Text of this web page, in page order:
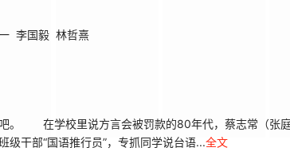
李国毅 林哲熹
在学校里说方言会被罚款的80年代，蔡志常（张庭
干部“国语推行员”，专抓同学说台语...全文